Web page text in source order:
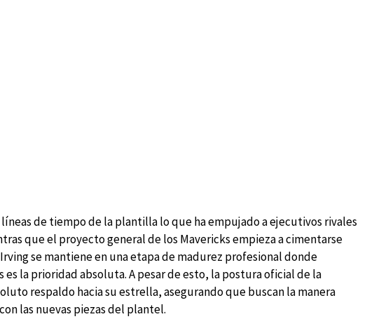
de tiempo de la plantilla lo que ha empujado a ejecutivos rivales
que el proyecto general de los Mavericks empieza a cimentarse
se mantiene en una etapa de madurez profesional donde
la prioridad absoluta. A pesar de esto, la postura oficial de la
respaldo hacia su estrella, asegurando que buscan la manera
las nuevas piezas del plantel.